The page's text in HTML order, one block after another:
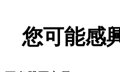
您可能感